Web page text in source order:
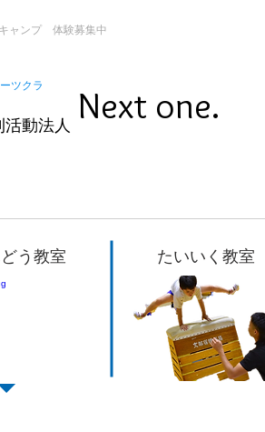
ャンプ 体験募集中
ツクラ
動法人 Next one.
う教室 たいいく教室